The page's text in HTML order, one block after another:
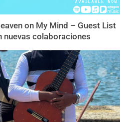
on My Mind – Guest List
nuevas colaboraciones